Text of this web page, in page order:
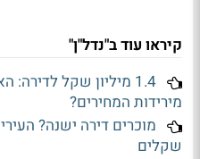
קיראו עוד ב"נדל"ן"
1.4 מיליון שקל
מירידות המחירים?
מוכרים דירה ישנה?
שקלים